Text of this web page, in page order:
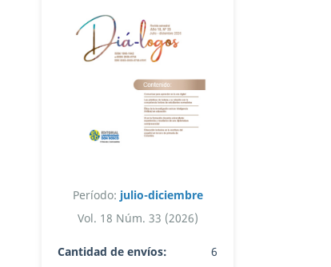
Período: julio-diciembre
Vol. 18 Núm. 33 (2026)
Cantidad de envíos:
6